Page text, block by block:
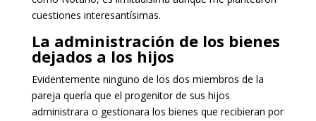
cuestiones interesantísimas.
La administración de los bienes
dejados a los hijos
Evidentemente ninguno de los dos miembros de la
pareja quería que el progenitor de sus hijos
administrara o gestionara los bienes que recibieran por